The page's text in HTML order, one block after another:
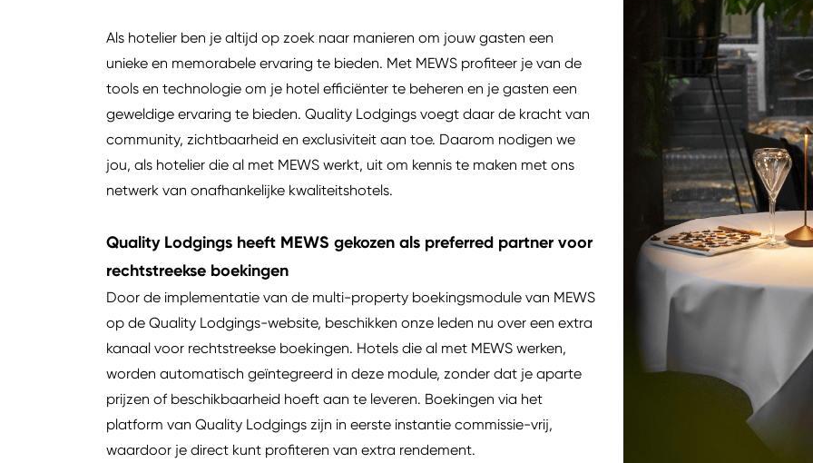
Als hotelier ben je altijd op zoek naar manieren om jouw gasten een
unieke en memorabele ervaring te bieden. Met MEWS profiteer je van de
tools en technologie om je hotel efficiënter te beheren en je gasten een
geweldige ervaring te bieden. Quality Lodgings voegt daar de kracht van
community, zichtbaarheid en exclusiviteit aan toe. Daarom nodigen we
jou, als hotelier die al met MEWS werkt, uit om kennis te maken met ons
netwerk van onafhankelijke kwaliteitshotels.
Quality Lodgings heeft MEWS gekozen als preferred partner voor
rechtstreekse boekingen
Door de implementatie van de multi-property boekingsmodule van MEWS
op de Quality Lodgings-website, beschikken onze leden nu over een extra
kanaal voor rechtstreekse boekingen. Hotels die al met MEWS werken,
worden automatisch geïntegreerd in deze module, zonder dat je aparte
prijzen of beschikbaarheid hoeft aan te leveren. Boekingen via het
platform van Quality Lodgings zijn in eerste instantie commissie-vrij,
waardoor je direct kunt profiteren van extra rendement.